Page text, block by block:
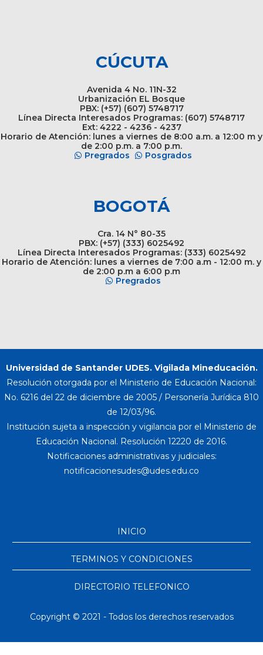
CÚCUTA
Avenida 4 No. 11N-32
Urbanización EL Bosque
PBX: (+57) (607) 5748717
Línea Directa Interesados Programas: (607) 5748717
Ext: 4222 - 4236 - 4237
Horario de Atención: lunes a viernes de 8:00 a.m. a 12:00 m y
de 2:00 p.m. a 7:00 p.m.
Pregrados
Posgrados
BOGOTÁ
Cra. 14 N° 80-35
PBX: (+57) (333) 6025492
Línea Directa Interesados Programas: (333) 6025492
Horario de Atención: lunes a viernes de 7:00 a.m - 12:00 m. y
de 2:00 p.m a 6:00 p.m
Pregrados
Universidad de Santander UDES. Vigilada Mineducación.
Resolución otorgada por el Ministerio de Educación Nacional:
No. 6216 del 22 de diciembre de 2005 / Personería Jurídica 810
de 12/03/96.
Institución sujeta a inspección y vigilancia por el Ministerio de
Educación Nacional. Resolución 12220 de 2016.
Notificaciones administrativas y judiciales:
INICIO
TERMINOS Y CONDICIONES
DIRECTORIO TELEFONICO
Copyright © 2021 - Todos los derechos reservados